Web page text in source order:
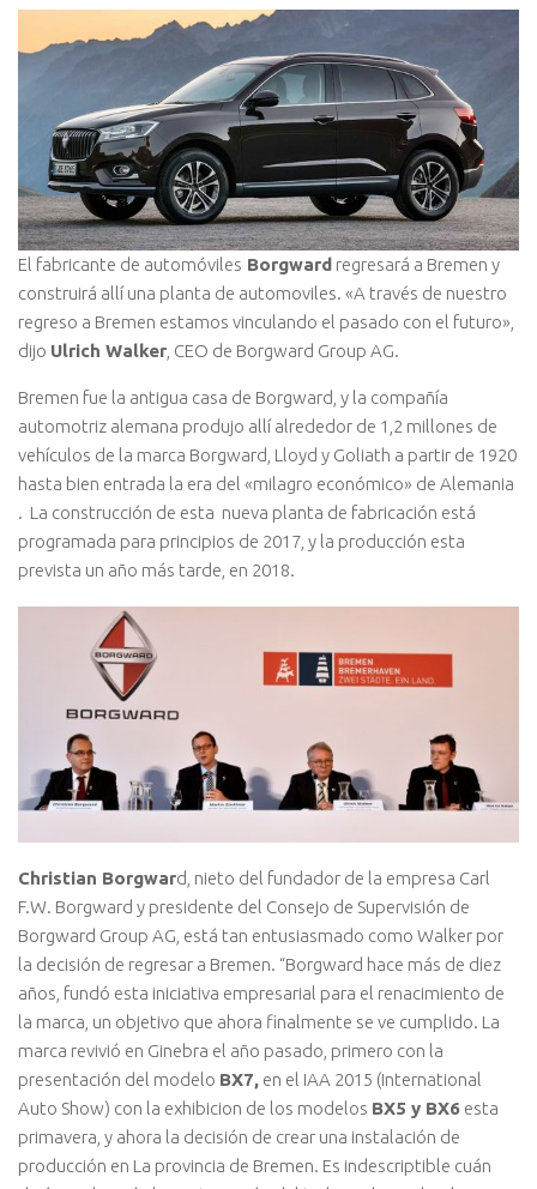
El fabricante de automóviles Borgward regresará a Bremen y
construirá allí una planta de automoviles. «A través de nuestro
regreso a Bremen estamos vinculando el pasado con el futuro»,
dijo Ulrich Walker , CEO de Borgward Group AG.
Bremen fue la antigua casa de Borgward, y la compañía
automotriz alemana produjo allí alrededor de 1,2 millones de
vehículos de la marca Borgward, Lloyd y Goliath a partir de 1920
hasta bien entrada la era del «milagro económico» de Alemania
. La construcción de esta nueva planta de fabricación está
programada para principios de 2017, y la producción esta
prevista un año más tarde, en 2018.
Christian Borgward, nieto del fundador de la empresa Carl
F.W. Borgward y presidente del Consejo de Supervisión de
Borgward Group AG, está tan entusiasmado como Walker por
la decisión de regresar a Bremen. “Borgward hace más de diez
años, fundó esta iniciativa empresarial para el renacimiento de
la marca, un objetivo que ahora finalmente se ve cumplido. La
marca revivió en Ginebra el año pasado, primero con la
presentación del modelo BX7, en el IAA 2015 (International
Auto Show) con la exhibicion de los modelos BX5 y BX6 esta
primavera, y ahora la decisión de crear una instalación de
producción en La provincia de Bremen. Es indescriptible cuán